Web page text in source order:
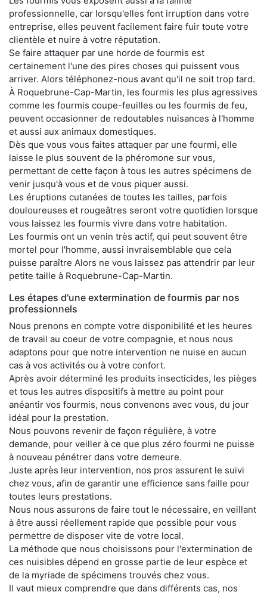
professionnelle, car lorsqu'elles font irruption dans votre
entreprise, elles peuvent facilement faire fuir toute votre
clientèle et nuire à votre réputation.
Se faire attaquer par une horde de fourmis est
certainement l'une des pires choses qui puissent vous
arriver. Alors téléphonez-nous avant qu'il ne soit trop tard.
À Roquebrune-Cap-Martin, les fourmis les plus agressives
comme les fourmis coupe-feuilles ou les fourmis de feu,
peuvent occasionner de redoutables nuisances à l'homme
et aussi aux animaux domestiques.
Dès que vous vous faites attaquer par une fourmi, elle
laisse le plus souvent de la phéromone sur vous,
permettant de cette façon à tous les autres spécimens de
venir jusqu'à vous et de vous piquer aussi.
Les éruptions cutanées de toutes les tailles, parfois
douloureuses et rougeâtres seront votre quotidien lorsque
vous laissez les fourmis vivre dans votre habitation.
Les fourmis ont un venin très actif, qui peut souvent être
mortel pour l'homme, aussi invraisemblable que cela
puisse paraître Alors ne vous laissez pas attendrir par leur
petite taille à Roquebrune-Cap-Martin.
Les étapes d'une extermination de fourmis par nos
professionnels
Nous prenons en compte votre disponibilité et les heures
de travail au coeur de votre compagnie, et nous nous
adaptons pour que notre intervention ne nuise en aucun
cas à vos activités ou à votre confort.
Après avoir déterminé les produits insecticides, les pièges
et tous les autres dispositifs à mettre au point pour
anéantir vos fourmis, nous convenons avec vous, du jour
idéal pour la prestation.
Nous pouvons revenir de façon régulière, à votre
demande, pour veiller à ce que plus zéro fourmi ne puisse
à nouveau pénétrer dans votre demeure.
Juste après leur intervention, nos pros assurent le suivi
chez vous, afin de garantir une efficience sans faille pour
toutes leurs prestations.
Nous nous assurons de faire tout le nécessaire, en veillant
à être aussi réellement rapide que possible pour vous
permettre de disposer vite de votre local.
La méthode que nous choisissons pour l'extermination de
ces nuisibles dépend en grosse partie de leur espèce et
de la myriade de spécimens trouvés chez vous.
Il vaut mieux comprendre que dans différents cas, nos